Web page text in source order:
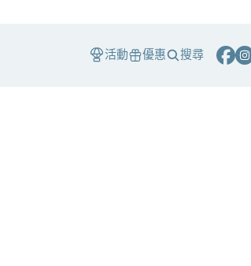
活動 優惠 搜尋